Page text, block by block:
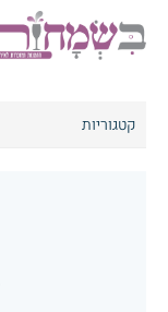
קטגוריות